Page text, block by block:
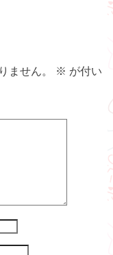
ません。 ※ が付い